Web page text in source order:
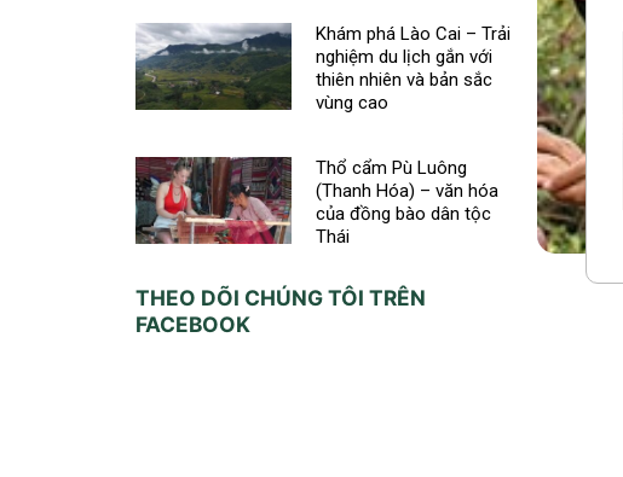
Khám phá Lào Cai – Trải
nghiệm du lịch gắn với
thiên nhiên và bản sắc
vùng cao
Thổ cẩm Pù Luông
(Thanh Hóa) – văn hóa
của đồng bào dân tộc
Thái
THEO DÕI CHÚNG TÔI TRÊN
FACEBOOK